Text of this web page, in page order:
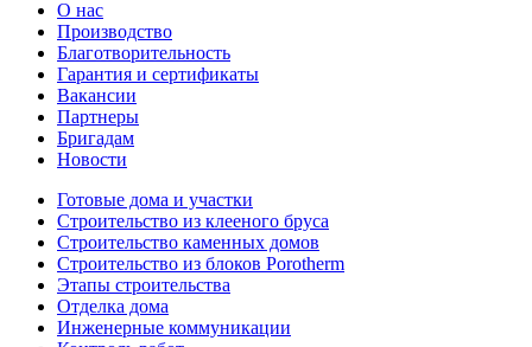
О нас
Производство
Благотворительность
Гарантия и сертификаты
Вакансии
Партнеры
Бригадам
Новости
Готовые дома и участки
Строительство из клееного бруса
Строительство каменных домов
Строительство из блоков Porotherm
Этапы строительства
Отделка дома
Инженерные коммуникации